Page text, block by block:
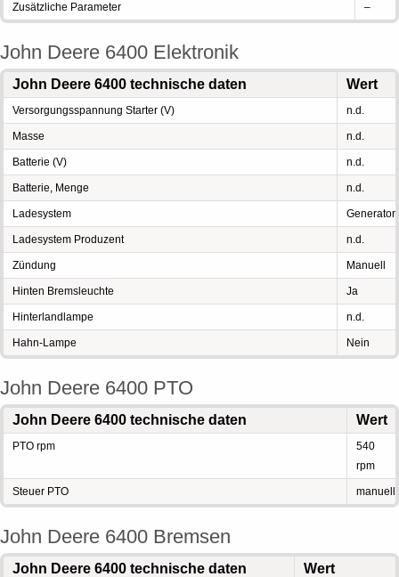
Zusätzliche Parameter –
John Deere 6400 Elektronik
John Deere 6400 technische daten Wert
Versorgungsspannung Starter (V) n.d.
Masse n.d.
Batterie (V) n.d.
Batterie, Menge n.d.
Ladesystem Generator
Ladesystem Produzent n.d.
Zündung Manuell
Hinten Bremsleuchte Ja
Hinterlandlampe n.d.
Hahn-Lampe Nein
John Deere 6400 PTO
John Deere 6400 technische daten Wert
PTO rpm
540
rpm
Steuer PTO manuell
John Deere 6400 Bremsen
John Deere 6400 technische daten Wert